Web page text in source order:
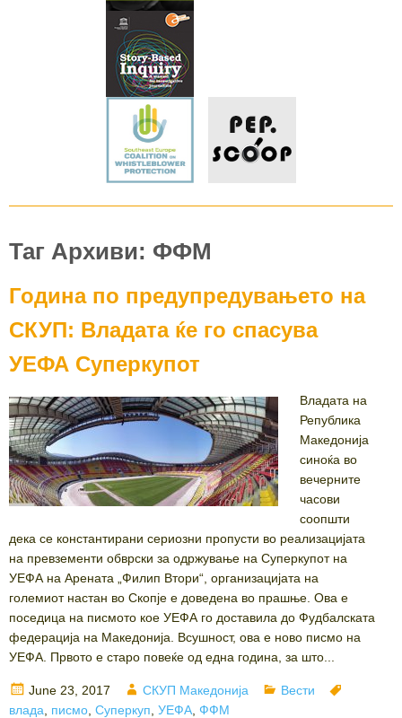
Таг Архиви: ФФМ
Година по предупредувањето на
СКУП: Владата ќе го спасува
УЕФА Суперкупот
Владата на
Република
Македонија
синоќа во
вечерните
часови
соопшти
дека се константирани сериозни пропусти во реализацијата
на превзементи обврски за одржување на Суперкупот на
УЕФА на Арената „Филип Втори“, организацијата на
големиот настан во Скопје е доведена во прашње. Ова е
поседица на писмото кое УЕФА го доставила до Фудбалската
федерација на Македонија. Всушност, ова е ново писмо на
УЕФА. Првото е старо повеќе од една година, за што...
Posted
on
June 23, 2017 Author
СКУП Македонија Categories
Вести
влада
писмо Суперкуп УЕФА ФФМ